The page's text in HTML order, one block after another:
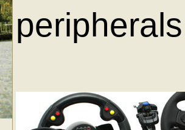
peripherals